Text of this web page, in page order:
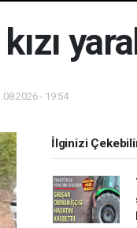
- 19:54
İlginizi